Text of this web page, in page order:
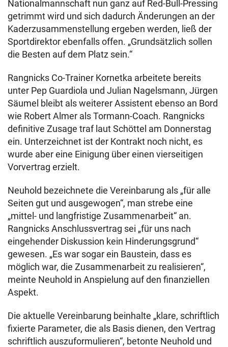
Nationalmannschaft nun ganz auf Red-Bull-Pressing
getrimmt wird und sich dadurch Änderungen an der
Kaderzusammenstellung ergeben werden, ließ der
Sportdirektor ebenfalls offen. „Grundsätzlich sollen
die Besten auf dem Platz sein.“
Rangnicks Co-Trainer Kornetka arbeitete bereits
unter Pep Guardiola und Julian Nagelsmann, Jürgen
Säumel bleibt als weiterer Assistent ebenso an Bord
wie Robert Almer als Tormann-Coach. Rangnicks
definitive Zusage traf laut Schöttel am Donnerstag
ein. Unterzeichnet ist der Kontrakt noch nicht, es
wurde aber eine Einigung über einen vierseitigen
Vorvertrag erzielt.
Neuhold bezeichnete die Vereinbarung als „für alle
Seiten gut und ausgewogen“, man strebe eine
„mittel- und langfristige Zusammenarbeit“ an.
Rangnicks Anschlussvertrag sei „für uns nach
eingehender Diskussion kein Hinderungsgrund“
gewesen. „Es war sogar ein Baustein, dass es
möglich war, die Zusammenarbeit zu realisieren“,
meinte Neuhold in Anspielung auf den finanziellen
Aspekt.
Die aktuelle Vereinbarung beinhalte „klare, schriftlich
fixierte Parameter, die als Basis dienen, den Vertrag
schriftlich auszuformulieren“, betonte Neuhold und